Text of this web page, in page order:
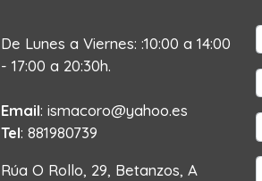
De Lunes a Viernes: :10:00 a 14:00
- 17:00 a 20:30h.
Email: ismacoro@yahoo.es
Tel: 881980739
Rúa O Rollo, 29, Betanzos, A